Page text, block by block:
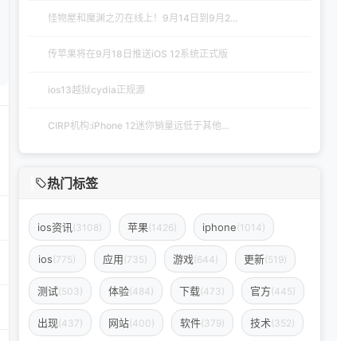
怪物屋和魔渊之刃在线上！9月14日到9月2...
传苹果将在9月18日推送iOS 12系统正式版
ios13越狱cydia正规源
CIRP机构:iPhone 12迷你销量远低于其他...
热门标签
ios资讯 (3108) 苹果(1426) iphone(1014)
ios(775) 应用(735) 游戏(644) 更新(519)
测试(503) 体验(484) 下载(473) 官方(445)
出现(437) 网站(400) 软件(379) 技术(352)